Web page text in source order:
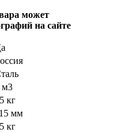
может
на сайте
м3
кг
мм
кг